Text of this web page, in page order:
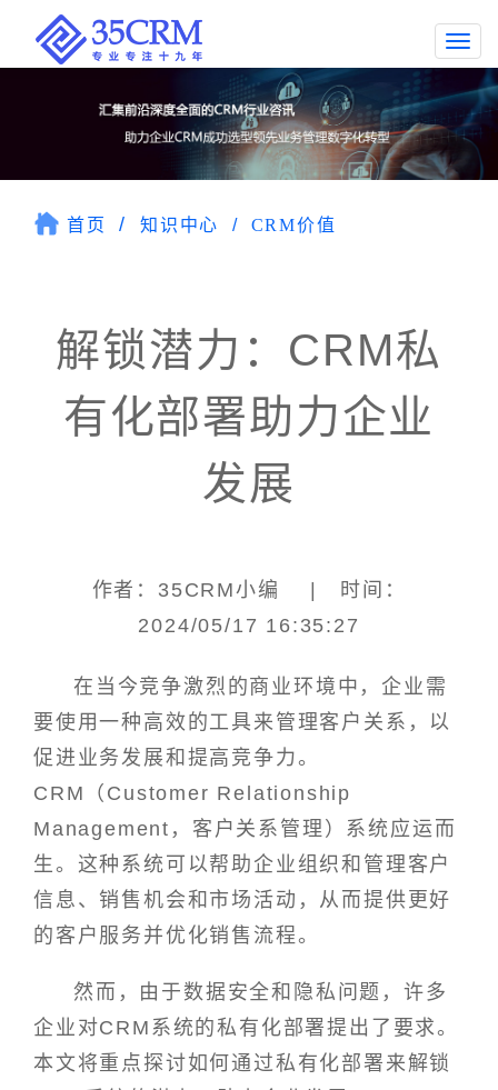
首页 知识中心 CRM价值
解锁潜力：CRM私
有化部署助力企业
发展
作者：35CRM小编 | 时间：
2024/05/17 16:35:27
在当今竞争激烈的商业环境中，企业需
要使用一种高效的工具来管理客户关系，以
促进业务发展和提高竞争力。
CRM（Customer Relationship
Management，客户关系管理）系统应运而
生。这种系统可以帮助企业组织和管理客户
信息、销售机会和市场活动，从而提供更好
的客户服务并优化销售流程。
然而，由于数据安全和隐私问题，许多
企业对CRM系统的私有化部署提出了要求。
本文将重点探讨如何通过私有化部署来解锁